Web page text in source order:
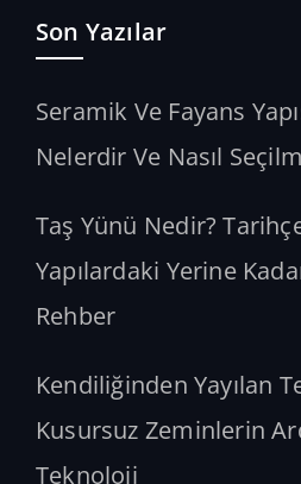
Son Yazılar
Seramik Ve Fayans
Nelerdir Ve Nasıl
Taş Yünü Nedir?
Yapılardaki Yerine
Rehber
Kendiliğinden Yayılan
Kusursuz Zeminlerin
Teknoloji